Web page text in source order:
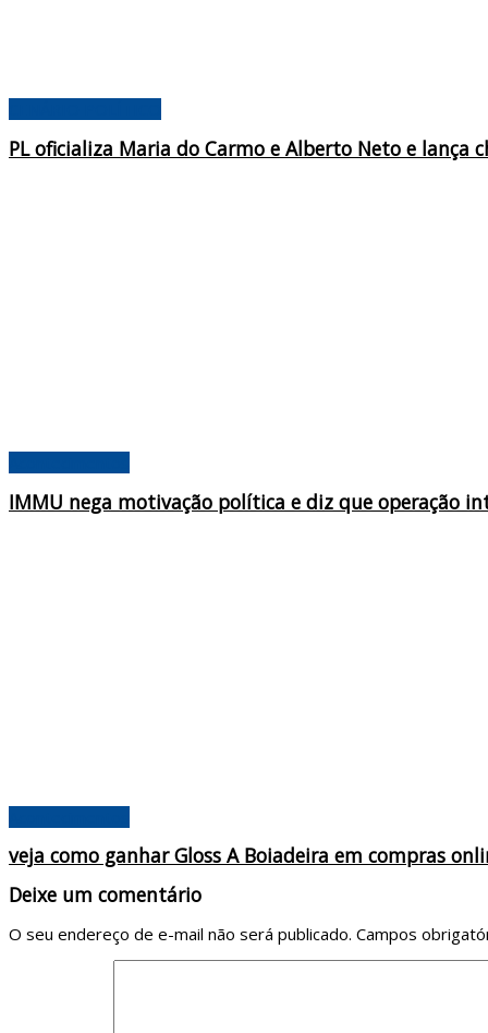
PL oficializa Maria do Carmo e Alberto Neto e lança
IMMU nega motivação política e diz que operação
veja como ganhar Gloss A Boiadeira em compras
Deixe um comentário
O seu endereço de e-mail não será publicado. Campos